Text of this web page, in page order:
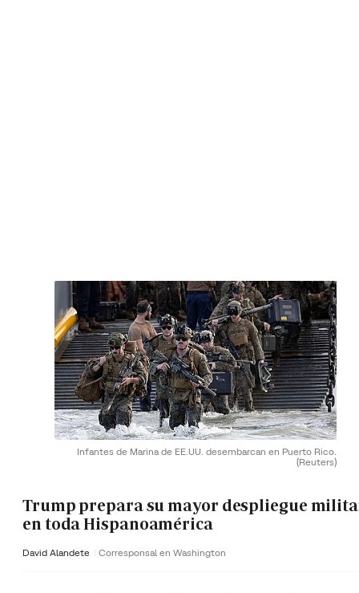
Infantes de Marina de EE.UU. desembarcan en Puerto Rico.
(Reuters)
Trump prepara su mayor despliegue
en toda Hispanoamérica
David Alandete Corresponsal en Washington